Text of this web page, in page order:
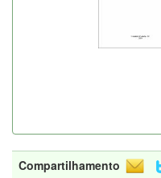
Compartilhamento